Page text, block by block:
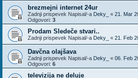
brezmejni internet 24ur
Zadnji prispevek Napisal/-a Deky_ « 21. Mar
Odgovori: 3
Prodam Sledeče stvari..
Zadnji prispevek Napisal/-a Deky_ « 21. Feb
Davčna olajšava
Zadnji prispevek Napisal/-a Deky_ « 06. Feb
Odgovori: 6
televizija ne deluje